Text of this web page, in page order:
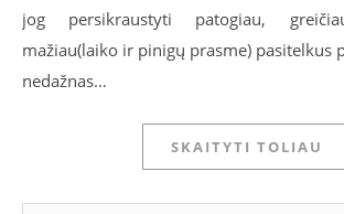
jog persikraustyti patogiau,
mažiau(laiko ir pinigų prasme) pasitelkus
nedažnas…
SKAITYTI TOLIAU